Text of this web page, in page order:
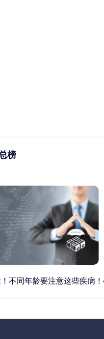
榜
不同年龄要注意这些疾病！40岁的这